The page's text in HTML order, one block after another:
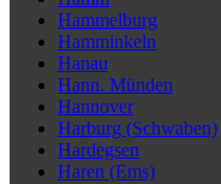
Hammelburg
Hamminkeln
Hanau
Hann. Münden
Hannover
Harburg (Schwaben)
Hardegsen
Haren (Ems)